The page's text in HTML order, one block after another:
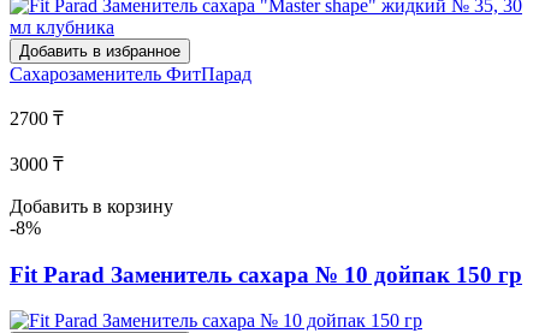
Добавить в избранное
Сахарозаменитель ФитПарад
2700 ₸
3000 ₸
Добавить в корзину
-8%
Fit Parad Заменитель сахара № 10 дойпак 150 гр